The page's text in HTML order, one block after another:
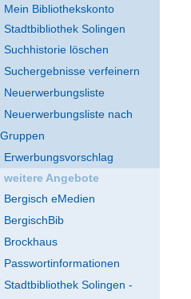
Mein Bibliothekskonto
Stadtbibliothek Solingen
Suchhistorie löschen
Suchergebnisse verfeinern
Neuerwerbungsliste
Neuerwerbungsliste nach
Gruppen
Erwerbungsvorschlag
weitere Angebote
Bergisch eMedien
BergischBib
Brockhaus
Passwortinformationen
Stadtbibliothek Solingen -